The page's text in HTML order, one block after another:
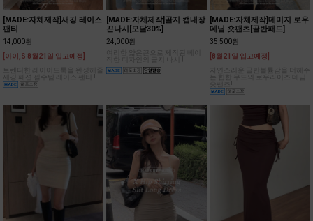
[MADE:자체제작]새깅 레이스
팬티
14,000원
[아이,S 8월21일 입고예정]
새깅 패션 필수템 레이스 팬티 !
[MADE:자체제작]골지 캡내장
끈나시[모달30%]
24,000원
직한 디자인의 골지 나시 !
[MADE:자체제작]데미지 로우
데님 숏팬츠[골반패드]
35,500원
[8월21일 입고예정]
자연스러운 골반볼륨감을 더해주
숏팬츠!